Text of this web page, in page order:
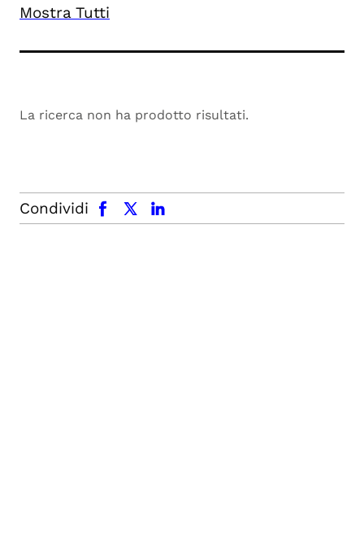
Mostra Tutti
La ricerca non ha prodotto risultati.
Condividi
facebook x.com linkedin